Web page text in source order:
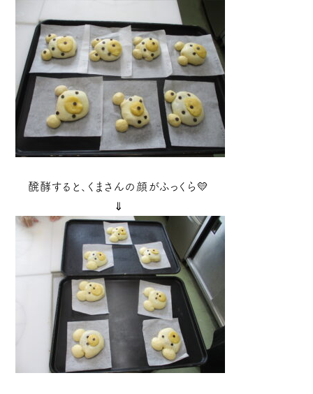
醗酵すると、くまさんの顔がふっくら💛
⇓